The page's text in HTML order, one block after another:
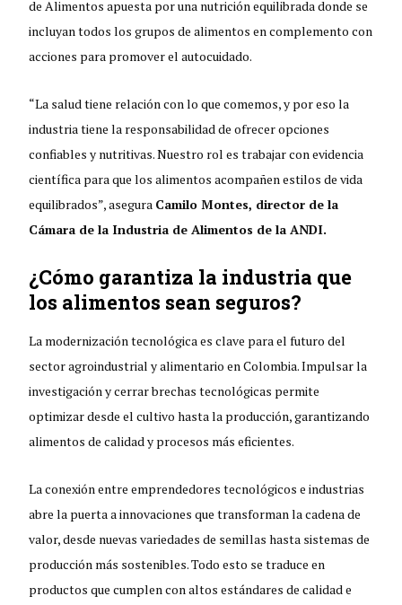
de Alimentos apuesta por una nutrición equilibrada donde se
incluyan todos los grupos de alimentos en complemento con
acciones para promover el autocuidado.
“La salud tiene relación con lo que comemos, y por eso la
industria tiene la responsabilidad de ofrecer opciones
confiables y nutritivas. Nuestro rol es trabajar con evidencia
científica para que los alimentos acompañen estilos de vida
equilibrados”, asegura Camilo Montes, director de la
Cámara de la Industria de Alimentos de la ANDI.
¿Cómo garantiza la industria que
los alimentos sean seguros?
La modernización tecnológica es clave para el futuro del
sector agroindustrial y alimentario en Colombia. Impulsar la
investigación y cerrar brechas tecnológicas permite
optimizar desde el cultivo hasta la producción, garantizando
alimentos de calidad y procesos más eficientes.
La conexión entre emprendedores tecnológicos e industrias
abre la puerta a innovaciones que transforman la cadena de
valor, desde nuevas variedades de semillas hasta sistemas de
producción más sostenibles. Todo esto se traduce en
productos que cumplen con altos estándares de calidad e